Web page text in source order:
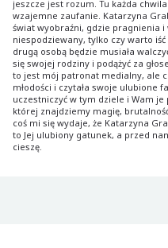
jeszcze jest rozum. Tu każda
wzajemne zaufanie. Katarzyna
świat wyobraźni, gdzie pragnienia
niespodziewany, tylko czy warto
drugą osobą będzie musiała
się swojej rodziny i podążyć za
to jest mój patronat medialny, ale
młodości i czytała swoje ulubione
uczestniczyć w tym dziele i Wam
której znajdziemy magię,
coś mi się wydaje, że Katarzyna
to Jej ulubiony gatunek, a przed
cieszę.